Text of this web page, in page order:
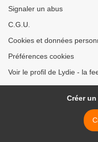
Signaler un abus
C.G.U.
Cookies et données
Préférences cookies
Voir le profil de Lydie - la
Créer